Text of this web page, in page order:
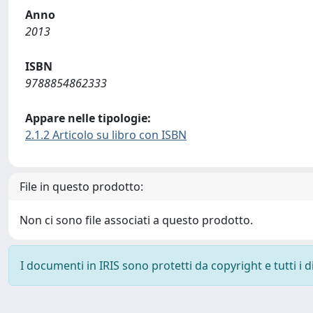
Anno
2013
ISBN
9788854862333
Appare nelle tipologie:
2.1.2 Articolo su libro con ISBN
File in questo prodotto:
Non ci sono file associati a questo prodotto.
I documenti in IRIS sono protetti da copyright e tutti i